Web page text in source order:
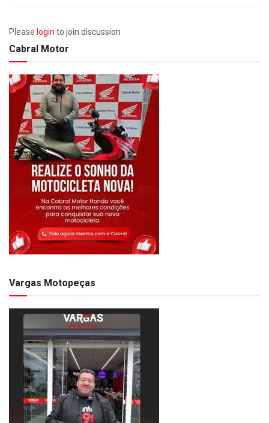
Please login to join discussion
Cabral Motor
Vargas Motopeças